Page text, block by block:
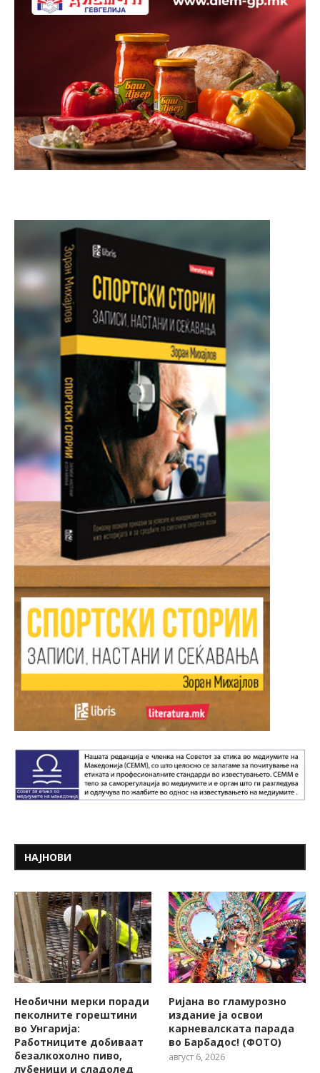
НАЈНОВИ
Необични мерки поради
пеколните горештини
во Унгарија:
Работниците добиваат
безалкохолно пиво,
лубеници и сладолед
Ријана во гламурозно
издание ја освои
карневалската парада
во Барбадос! (ФОТО)
август 6, 2026